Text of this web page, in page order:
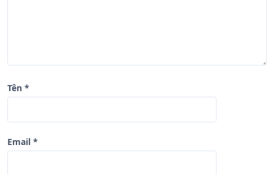
Tên *
Email *